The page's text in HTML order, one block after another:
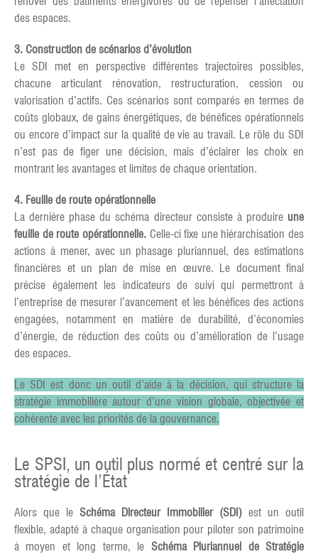
des espaces.
3. Construction de scénarios d’évolution
Le SDI met en perspective différentes trajectoires possibles,
chacune articulant rénovation, restructuration, cession ou
valorisation d’actifs. Ces scénarios sont comparés en termes de
coûts globaux, de gains énergétiques, de bénéfices opérationnels
ou encore d’impact sur la qualité de vie au travail. Le rôle du SDI
n’est pas de figer une décision, mais d’éclairer les choix en
montrant les avantages et limites de chaque orientation.
4. Feuille de route opérationnelle
La dernière phase du schéma directeur consiste à produire une
feuille de route opérationnelle.Celle-ci fixe une hiérarchisation des
actions à mener, avec un phasage pluriannuel, des estimations
financières et un plan de mise en œuvre. Le document final
précise également les indicateurs de suivi qui permettront à
l’entreprise de mesurer l’avancement et les bénéfices des actions
engagées, notamment en matière de durabilité, d’économies
d’énergie, de réduction des coûts ou d’amélioration de l’usage
des espaces.
Le SDI est donc un outil d’aide à la décision, qui structure la
stratégie immobilière autour d’une vision globale, objectivée et
cohérente avec les priorités de la gouvernance.
Le SPSI, un outil plus normé et centré sur la
stratégie de l’État
Alors que le Schéma Directeur Immobilier (SDI) est un outil
flexible, adapté à chaque organisation pour piloter son patrimoine
à moyen et long terme, le Schéma Pluriannuel de Stratégie